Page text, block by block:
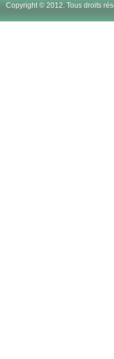
Copyright © 2012. Tous droits